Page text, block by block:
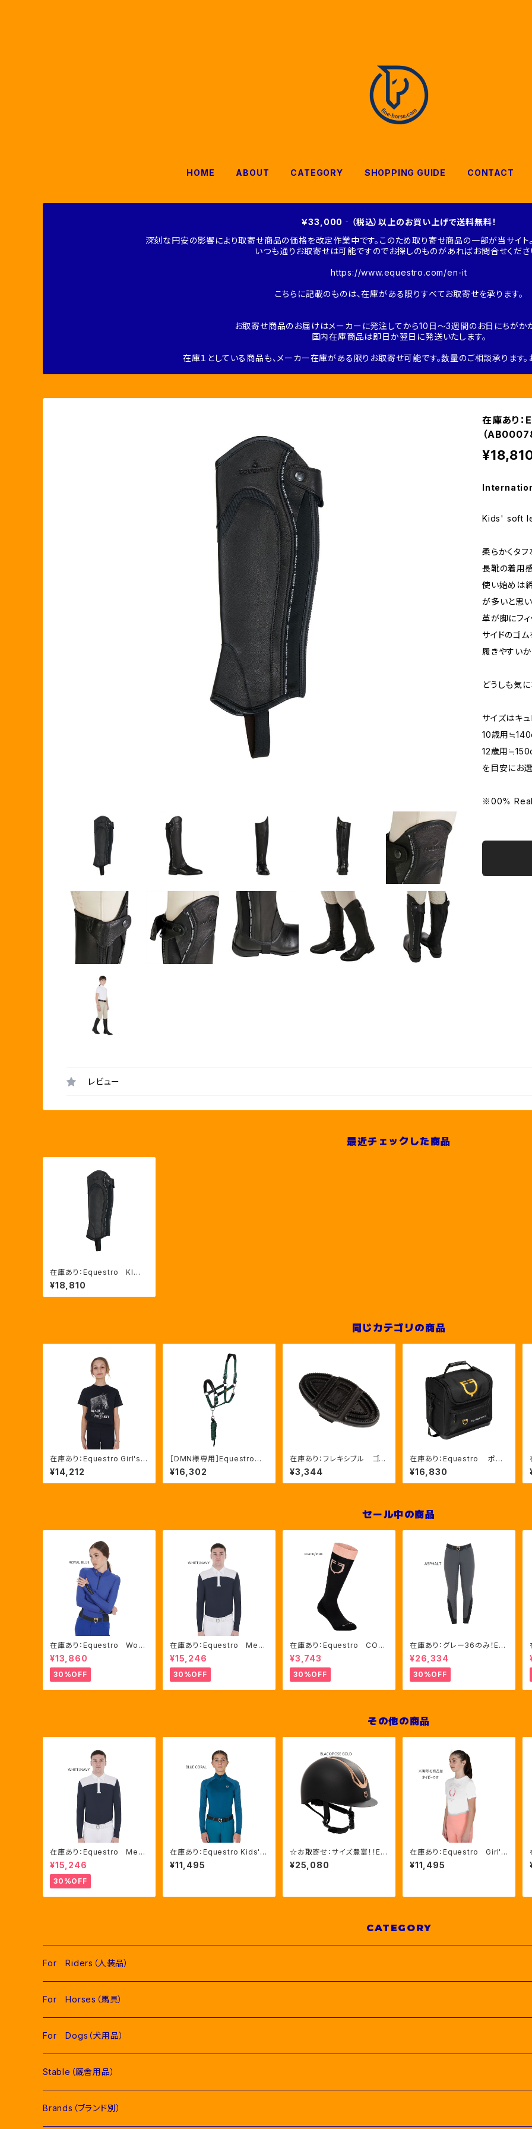
HOME ABOUT CATEGORY SHOPPING GUIDE CONTACT
￥33,000‐（税込）以上のお買い上げで送料無料！
深刻な円安の影響により取寄せ商品の価格を改定作業中です。このため取り寄せ商品の一部が当サイト
いつも通りお取寄せは可能ですのでお探しのものがあればお問合せくださ
https://www.equestro.com/en-it
こちらに記載のものは、在庫がある限りすべてお取寄せを承ります。
お取寄せ商品のお届けはメーカーに発注してから10日～3週間のお日にちがか
国内在庫商品は即日か翌日に発送いたします。
在庫１としている商品も、メーカー在庫がある限りお取寄せ可能です。数量のご相談承ります。
在庫あり
（
Kids' soft
柔らかくタフ
長靴の着用
使い始めは
が多いと思い
革が脚にフ
サイドのゴ
履きやすい
どうしも気
サイズはキュ
10歳用
12歳用
を目安にお
※00%
レビュー
最近チェックした商品
在庫あり：Equestro KI
D’Ｓ ソフトレザーチャップス
（AB00078A）
¥18,810
同じカテゴリの商品
在庫あり：Equestro Girl's
Ready To The Party Ｔシ
ャツ ラインストーンTシャツ（E
TKA00249）
¥14,212
［DMN様専用］Equestro L
ani 無口＆引手セット グリ
ーン FULLサイズ（ETH03
002N）
¥16,302
在庫あり：フレキシブル ゴム
ブラシ（ETS00006）
¥3,344
在庫あり：Equestro ポケ
ットいっぱいグルーミングバッ
グ（ETS02013）
¥16,830
セール中の商品
在庫あり：Equestro Wom
en's テクニカル トレーニ
ングポロシャツ Royal Bl
ue、Mサイズ（ETW00064）
¥13,860
30%OFF
在庫あり：Equestro Me
n’ｓ メッシュコンビ 長袖
競技用シャツ 2色Mサイズ
（ETM00060）
¥15,246
30%OFF
在庫あり：Equestro CON
TRASTING LOGO ソック
ス 2色（ETU00019）
¥3,743
30%OFF
在庫あり：グレー36のみ！Eq
uestro Women's Aria
キュロット FULLグリップ（E
T06750）
¥26,334
30%OFF
その他の商品
在庫あり：Equestro Me
n’ｓ メッシュコンビ 長袖
競技用シャツ 2色Mサイズ
（ETM00060）
¥15,246
30%OFF
在庫あり：Equestro Kids' u
nisex UVカット ベースレイ
ヤー 2色(ETKU00007)
¥11,495
☆お取寄せ：サイズ豊富！！Eq
uestro Azael ユニセックス
ヘルメット ６色5サイズ（ET
¥25,080
在庫あり：Equestro Girl's
馬蹄 Ｔシャツ（ETKA003
28）
¥11,495
CATEGORY
For Riders（人装品）
Men（男性用衣類）
Competition Jackets（競技用ジャケット）
Competition Shirts（競技用シャツ）
Women（女性用衣類）
Competition Jackets（競技用ジャケット）
Competition Shirts（競技用シャツ）
Young Riders（ジュニア用衣類）
Competition Jackets（競技用ジャケット）
Socks & Ties（ソックス、ネクタイ類）
For Horses（馬具）
Pads（ゼッケン、パッド類）
Jumping Pads（障害馬術用ゼッケン）
Dressage Pads（馬場馬術用ゼッケン）
Fly Veils（イヤーネット類）
Bridles＆ Accesories （頭絡、手綱）
For Dogs（犬用品）
Stable（厩舎用品）
COMPETITION EQUIPMENT(競技会用品）
Brands（ブランド別）